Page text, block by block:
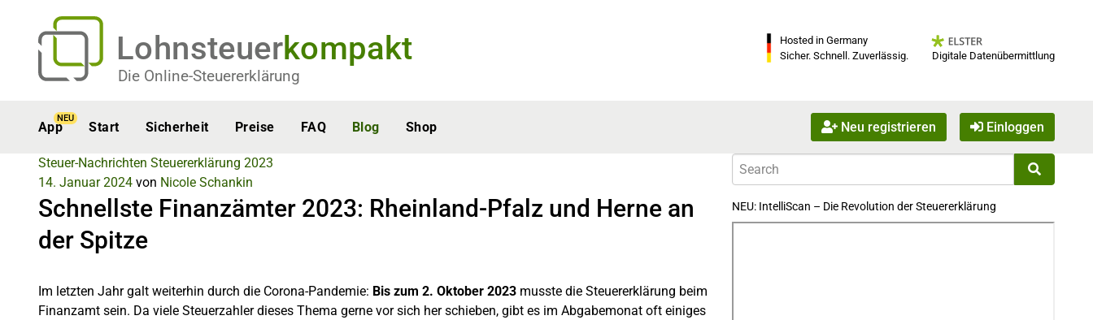
Lohnsteuerkompakt
Die Online-Steuererklärung
Hosted in Germany
Sicher. Schnell. Zuverlässig.
Digitale Datenübermittlung
App
NEU
Start Sicherheit Preise FAQ Blog Shop Neu registrieren Einloggen
Steuer-Nachrichten Steuererklärung 2023
14. Januar 2024 von Nicole Schankin
Schnellste Finanzämter 2023: Rheinland-Pfalz und Herne an
der Spitze
Im letzten Jahr galt weiterhin durch die Corona-Pandemie: Bis zum 2. Oktober 2023 musste die Steuererklärung beim
Finanzamt sein. Da viele Steuerzahler dieses Thema gerne vor sich her schieben, gibt es im Abgabemonat oft einiges
NEU: IntelliScan – Die Revolution der Steuererklärung